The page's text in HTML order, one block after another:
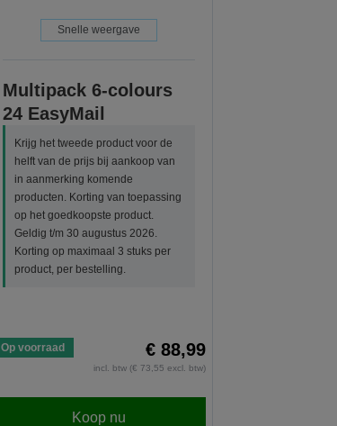
Snelle weergave
Multipack 6-colours
24 EasyMail
Krijg het tweede product voor de
helft van de prijs bij aankoop van
in aanmerking komende
producten. Korting van toepassing
op het goedkoopste product.
Geldig t/m 30 augustus 2026.
Korting op maximaal 3 stuks per
product, per bestelling.
Op voorraad € 88,99
incl. btw (€ 73,55 excl. btw)
Koop nu